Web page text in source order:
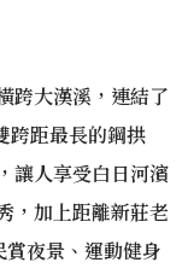
跨大漢溪，連結了
跨距最長的鋼拱
讓人享受白日河濱
，加上距離新莊老
夜景、運動健身